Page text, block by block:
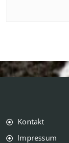
Kontakt
Impressum